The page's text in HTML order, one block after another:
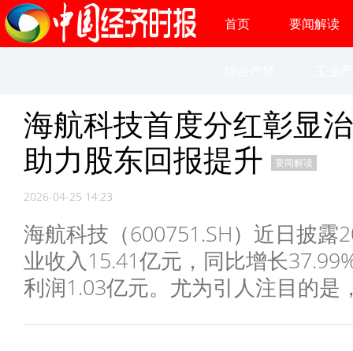
首页 要闻解读
海航科技首度分红彰显
助力股东回报提升
要闻解读
2026-04-25 14:23
海航科技（600751.SH）近日披露
业收入15.41亿元，同比增长
利润1.03亿元。尤为引人注目的是